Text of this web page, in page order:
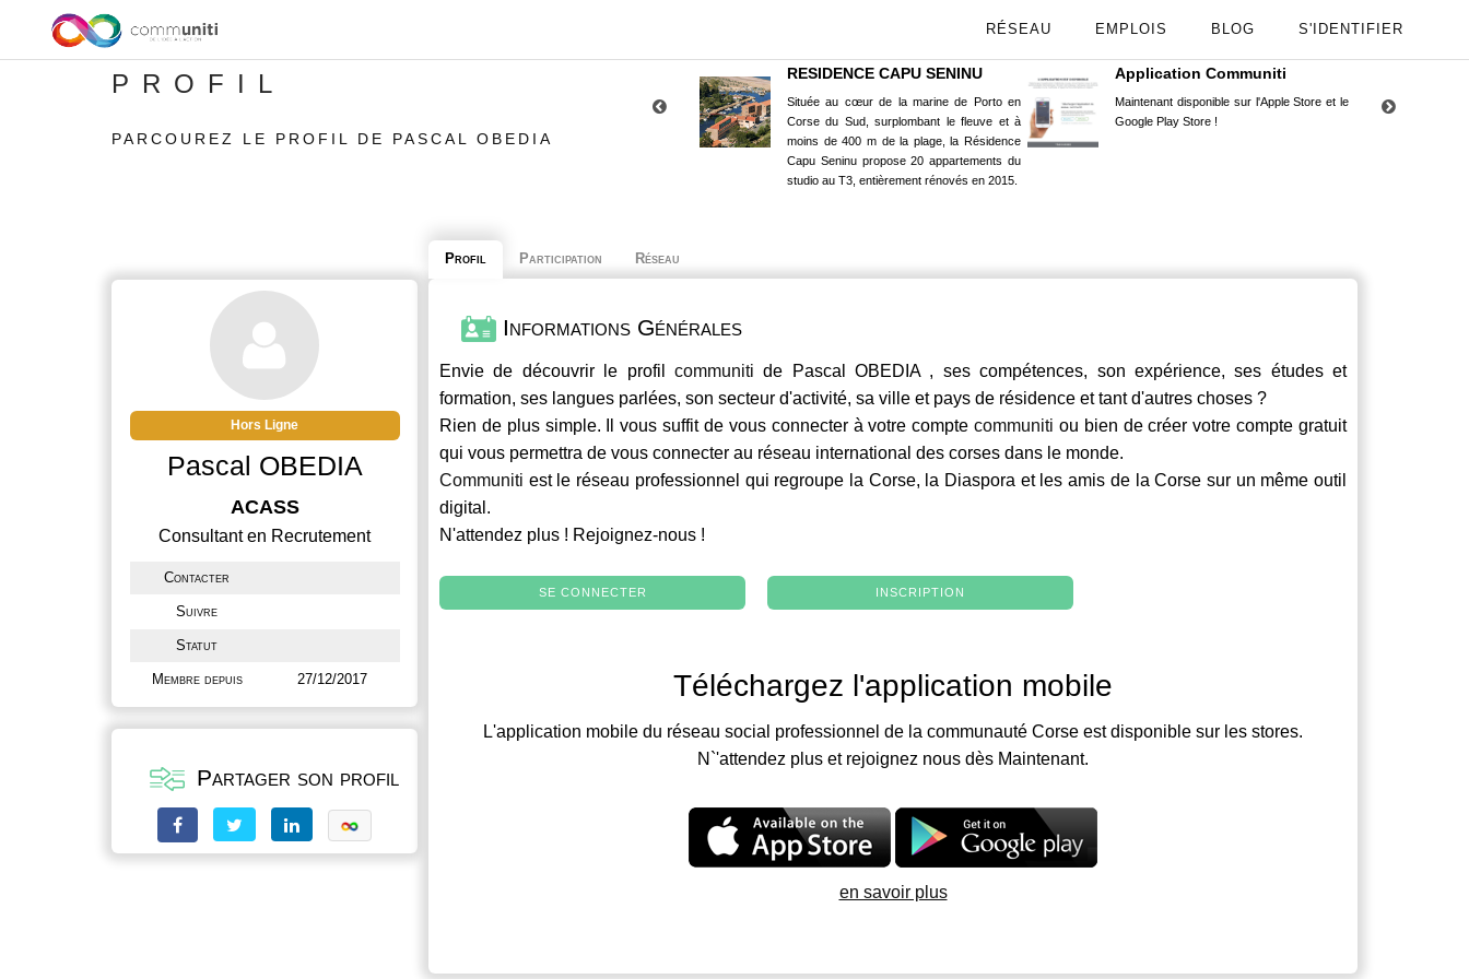
RÉSEAU EMPLOIS BLOG S'IDENTIFIER
PROFIL
PARCOUREZ LE PROFIL DE PASCAL OBEDIA
RESIDENCE CAPU SENINU
Située au cœur de la marine de Porto en
Corse du Sud, surplombant le fleuve et à
moins de 400 m de la plage, la Résidence
Capu Seninu propose 20 appartements du
studio au T3, entièrement rénovés en 2015.
Application Communiti
Maintenant disponible sur l'Apple Store et le
Google Play Store !
Hors Ligne
Pascal OBEDIA
ACASS
Consultant en Recrutement
Contacter
Suivre
Statut
Membre depuis 27/12/2017
Partager son profil
Profil Participation Réseau
Informations Générales
Envie de découvrir le profil communiti de Pascal OBEDIA , ses compétences, son expérience, ses études et
formation, ses langues parlées, son secteur d'activité, sa ville et pays de résidence et tant d'autres choses ?
Rien de plus simple. Il vous suffit de vous connecter à votre comptecommuniti ou bien de créer votre compte gratuit
qui vous permettra de vous connecter au réseau international des corses dans le monde.
Communiti est le réseau professionnel qui regroupe la Corse, la Diaspora et les amis de la Corse sur un même outil
digital.
N'attendez plus ! Rejoignez-nous !
SE CONNECTER INSCRIPTION
Téléchargez l'application mobile
L'application mobile du réseau social professionnel de la communauté Corse est disponible sur les stores.
N`'attendez plus et rejoignez nous dès Maintenant.
en savoir plus